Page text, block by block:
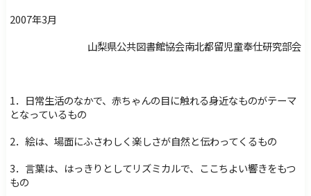
2007年3月
山梨県公共図書館協会南北都留児童奉仕研究部会
1．日常生活のなかで、赤ちゃんの目に触れる身近なものがテーマ
となっているもの
2．絵は、場面にふさわしく楽しさが自然と伝わってくるもの
3．言葉は、はっきりとしてリズミカルで、ここちよい響きをもつ
もの